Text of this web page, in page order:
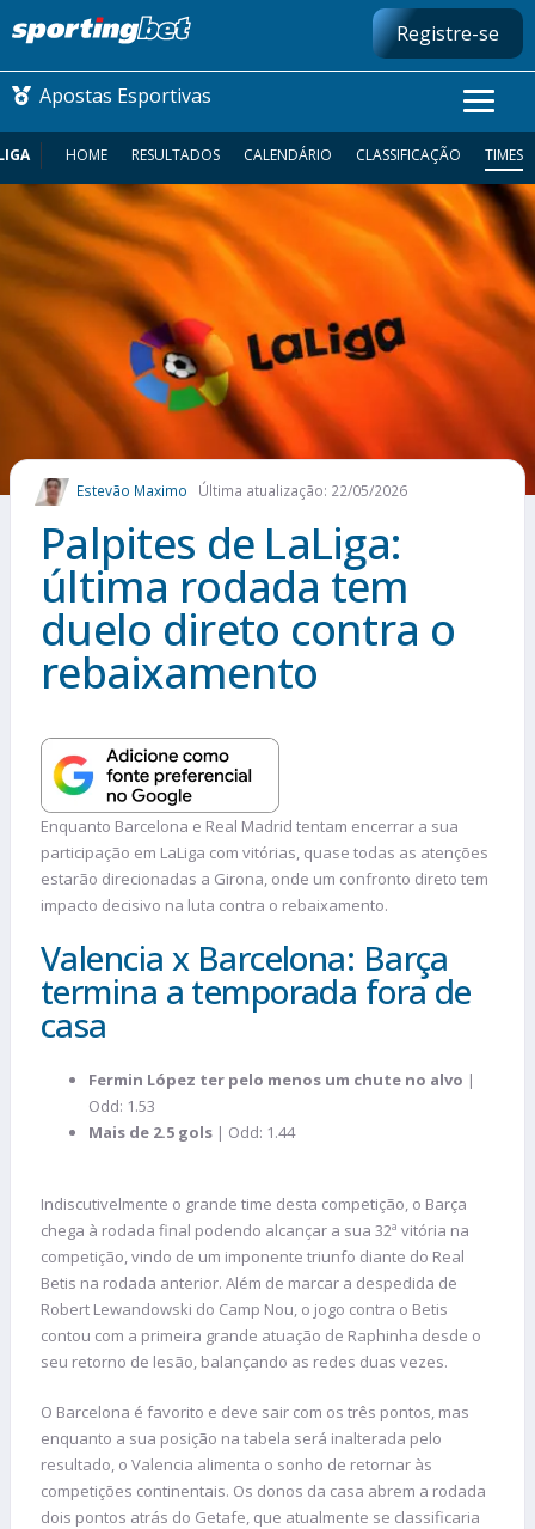
Registre-se
Apostas Esportivas
CONMEBOL LIBERTADORES
FUTEBOL NACIONAL
FUTEBOL INTERNACIONAL
COMO APOSTAR
MAIS ESPORTES
HOME RESULTADOS CALENDÁRIO CLASSIFICAÇÃO TIMES
Estevão Maximo Última atualização: 22/05/2026
Palpites de LaLiga:
última rodada tem
duelo direto contra o
rebaixamento
Enquanto Barcelona e Real Madrid tentam encerrar a sua
participação em LaLiga com vitórias, quase todas as atenções
estarão direcionadas a Girona, onde um confronto direto tem
impacto decisivo na luta contra o rebaixamento.
Valencia x Barcelona: Barça
termina a temporada fora de
casa
Fermin López ter pelo menos um chute no alvo |
Odd: 1.53
Mais de 2.5 gols | Odd: 1.44
Indiscutivelmente o grande time desta competição, o Barça
chega à rodada final podendo alcançar a sua 32ª vitória na
competição, vindo de um imponente triunfo diante do Real
Betis na rodada anterior. Além de marcar a despedida de
Robert Lewandowski do Camp Nou, o jogo contra o Betis
contou com a primeira grande atuação de Raphinha desde o
seu retorno de lesão, balançando as redes duas vezes.
O Barcelona é favorito e deve sair com os três pontos, mas
enquanto a sua posição na tabela será inalterada pelo
resultado, o Valencia alimenta o sonho de retornar às
competições continentais. Os donos da casa abrem a rodada
dois pontos atrás do Getafe, que atualmente se classificaria